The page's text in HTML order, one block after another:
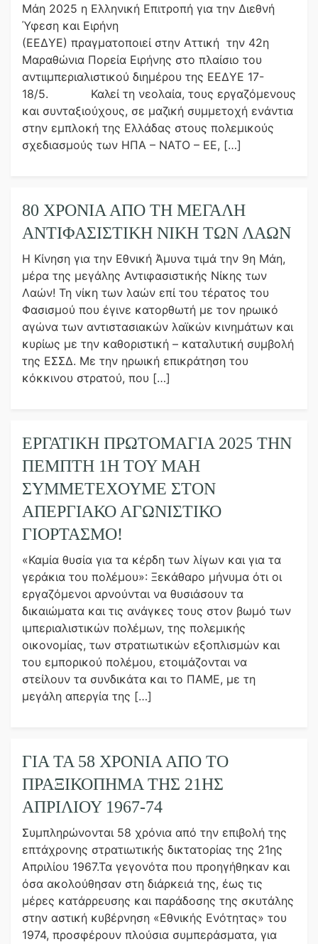
Μάη 2025 η Ελληνική Επιτροπή για την Διεθνή
Ύφεση και Ειρήνη
(ΕΕΔΥΕ) πραγματοποιεί στην Αττική την 42η
Μαραθώνια Πορεία Ειρήνης στο πλαίσιο του
αντιιμπεριαλιστικού διημέρου της ΕΕΔΥΕ 17-
18/5. Καλεί τη νεολαία, τους εργαζόμενους
και συνταξιούχους, σε μαζική συμμετοχή ενάντια
στην εμπλοκή της Ελλάδας στους πολεμικούς
σχεδιασμούς των ΗΠΑ – ΝΑΤΟ – ΕΕ, […]
80 ΧΡΟΝΙΑ ΑΠΟ ΤΗ ΜΕΓΑΛΗ
ΑΝΤΙΦΑΣΙΣΤΙΚΗ ΝΙΚΗ ΤΩΝ ΛΑΩΝ
Η Κίνηση για την Εθνική Άμυνα τιμά την 9η Μάη,
μέρα της μεγάλης Αντιφασιστικής Νίκης των
Λαών! Τη νίκη των λαών επί του τέρατος του
Φασισμού που έγινε κατορθωτή με τον ηρωικό
αγώνα των αντιστασιακών λαϊκών κινημάτων και
κυρίως με την καθοριστική – καταλυτική συμβολή
της ΕΣΣΔ. Με την ηρωική επικράτηση του
κόκκινου στρατού, που […]
ΕΡΓΑΤΙΚΗ ΠΡΩΤΟΜΑΓΙΑ 2025 ΤΗΝ
ΠΕΜΠΤΗ 1Η ΤΟΥ ΜΑΗ
ΣΥΜΜΕΤΕΧΟΥΜΕ ΣΤΟΝ
ΑΠΕΡΓΙΑΚΟ ΑΓΩΝΙΣΤΙΚΟ
ΓΙΟΡΤΑΣΜΟ!
«Καμία θυσία για τα κέρδη των λίγων και για τα
γεράκια του πολέμου»: Ξεκάθαρο μήνυμα ότι οι
εργαζόμενοι αρνούνται να θυσιάσουν τα
δικαιώματα και τις ανάγκες τους στον βωμό των
ιμπεριαλιστικών πολέμων, της πολεμικής
οικονομίας, των στρατιωτικών εξοπλισμών και
του εμπορικού πολέμου, ετοιμάζονται να
στείλουν τα συνδικάτα και το ΠΑΜΕ, με τη
μεγάλη απεργία της […]
ΓΙΑ ΤΑ 58 ΧΡΟΝΙΑ ΑΠΟ ΤΟ
ΠΡΑΞΙΚΟΠΗΜΑ ΤΗΣ 21ΗΣ
ΑΠΡΙΛΙΟΥ 1967-74
Συμπληρώνονται 58 χρόνια από την επιβολή της
επτάχρονης στρατιωτικής δικτατορίας της 21ης
Απριλίου 1967.Τα γεγονότα που προηγήθηκαν και
όσα ακολούθησαν στη διάρκειά της, έως τις
μέρες κατάρρευσης και παράδοσης της σκυτάλης
στην αστική κυβέρνηση «Εθνικής Ενότητας» του
1974, προσφέρουν πλούσια συμπεράσματα, για